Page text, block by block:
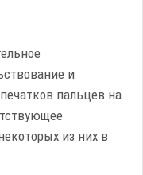
и
пальцев на
из них в